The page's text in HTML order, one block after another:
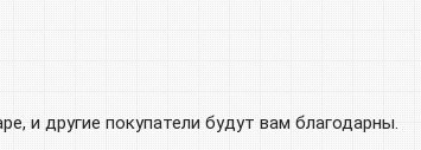
и другие покупатели будут вам благодарны.